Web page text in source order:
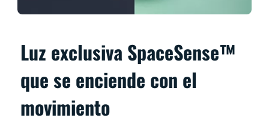
Luz exclusiva SpaceSense™
que se enciende con el
movimiento